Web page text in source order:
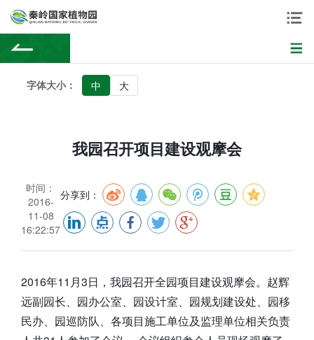
字体大小： 中 大
我园召开项目建设观摩会
时间：
2016-
11-08
16:22:57
分享到：
2016年11月3日，我园召开全园项目建设观摩会。赵辉
远副园长、园办公室、园设计室、园规划建设处、园移
民办、园巡防队、各项目施工单位及监理单位相关负责